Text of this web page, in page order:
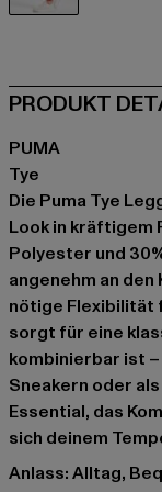
PRODUKT
PUMA
Tye
Die Puma Tye
Look in kräftigem
Polyester und
angenehm an
nötige Flexibilität
sorgt für eine
kombinierbar ist
Sneakern oder
Essential, das
sich deinem
Anlass: Alltag,